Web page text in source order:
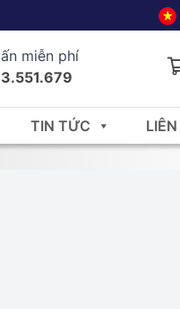
miễn phí
TIN TỨC